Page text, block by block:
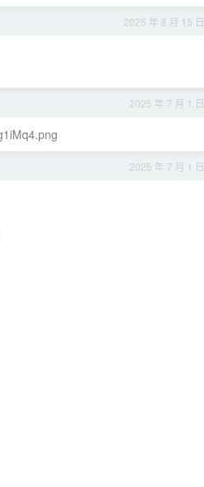
2025 年 8 月 15 日
2025 年 7 月 1 日
2025 年 7 月 1 日